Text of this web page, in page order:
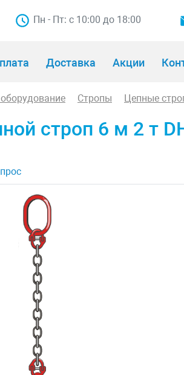
Пн - Пт: с 10:00 до 18:00
Доставка Акции
Стропы Цепные
строп 6 м 2 т